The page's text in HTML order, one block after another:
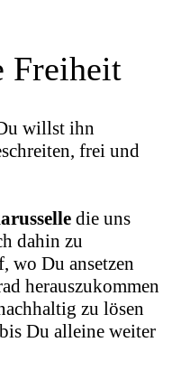
Freiheit
willst ihn
frei und
die uns
dahin zu
wo Du ansetzen
herauszukommen
zu lösen
Du alleine weiter